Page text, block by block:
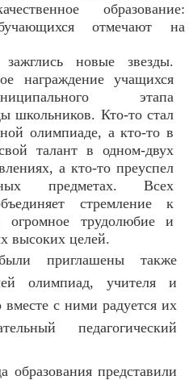
образование:
отмечают на
новые звезды.
награждение учащихся
этапа
школьников. Кто-то стал
олимпиаде, а кто-то в
талант в одном-двух
а кто-то преуспел
предметах. Всех
стремление к
огромное трудолюбие и
высоких целей.
приглашены также
олимпиад, учителя и
вместе с ними радуется их
педагогический
образования представили